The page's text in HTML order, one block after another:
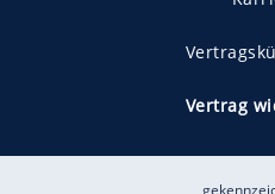
Vertrag